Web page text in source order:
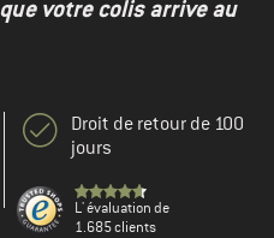
votre colis arrive au
Droit de retour de 100
jours
L' évaluation de
1.685 clients